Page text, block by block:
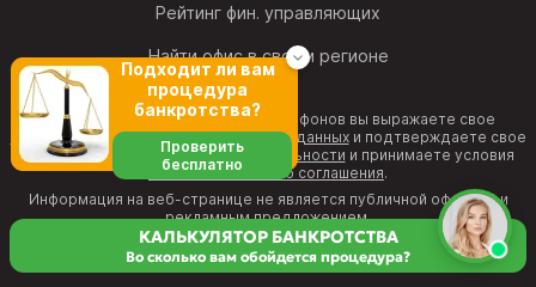
Рейтинг фин. управляющих
Найти офис в своем регионе
Позвонив на один из номеров телефонов вы выражаете свое
согласие на обработку персональных данныхи подтверждаете свое
согласие сполитикой конфиденциальности и принимаете условия
Пользовательского соглашения.
Информация на веб-странице не является публичной офертой и
рекламным предложением.
8 (800) 511-11-00
КАЛЬКУЛЯТОР БАНКРОТСТВА
Во сколько вам обойдется процедура?
Подходит ли вам
процедура
банкротства?
Проверить
бесплатно